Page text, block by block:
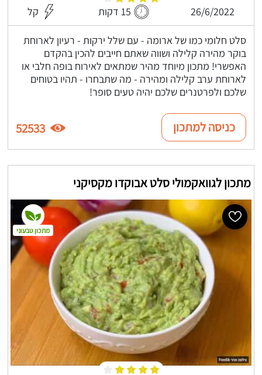
26/6/2022 15 דקות קל
סלט חלומי כמו של ארומה - עם שלל ירקות - רעיון לארוחת
בוקר מהירה קלילה ושווה שאתם חייבים להכין בהקדם
האפשרי! מתכון מיוחד מהיר שמתאים לאירוח בופה חלבי או
לארוחת ערב קלילה ומהירה - מה שתבחרו - תהיו בטוחים
שלכם ולפרטנרים שלכם יהיה טעים סופר!
כניסה למתכון 52533
מתכון לגוואקמולי סלט אבוקדו מקסיקני
מתכון טבעוני